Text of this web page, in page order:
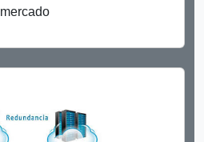
mercado